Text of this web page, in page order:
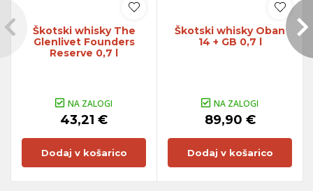
Škotski whisky The
Glenlivet Founders
Reserve 0,7 l
NA ZALOGI
43,21 €
Dodaj v košarico
Škotski whisky Oban
14 + GB 0,7 l
NA ZALOGI
89,90 €
Dodaj v košarico